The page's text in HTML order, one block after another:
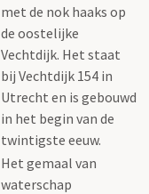
met de nok haaks op
de oostelijke
Vechtdijk. Het staat
bij Vechtdijk 154 in
Utrecht en is gebouwd
in het begin van de
twintigste eeuw.
Het gemaal van
waterschap